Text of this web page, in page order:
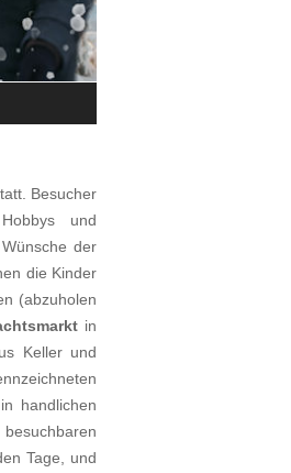
Besucher
und
der
die Kinder
(abzuholen
in
Keller und
handlichen
Tage, und